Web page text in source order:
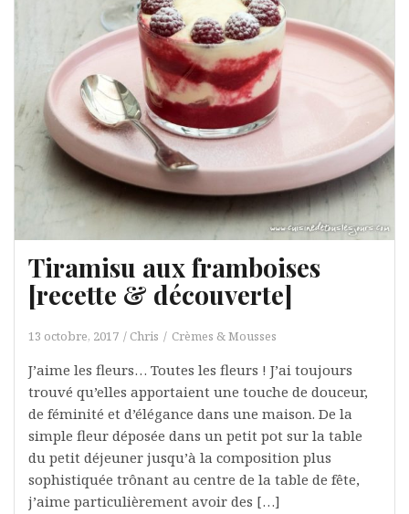
Tiramisu aux framboises
[recette & découverte]
13 octobre, 2017 Chris Crèmes & Mousses
J’aime les fleurs… Toutes les fleurs ! J’ai toujours
trouvé qu’elles apportaient une touche de douceur,
de féminité et d’élégance dans une maison. De la
simple fleur déposée dans un petit pot sur la table
du petit déjeuner jusqu’à la composition plus
sophistiquée trônant au centre de la table de fête,
j’aime particulièrement avoir des […]